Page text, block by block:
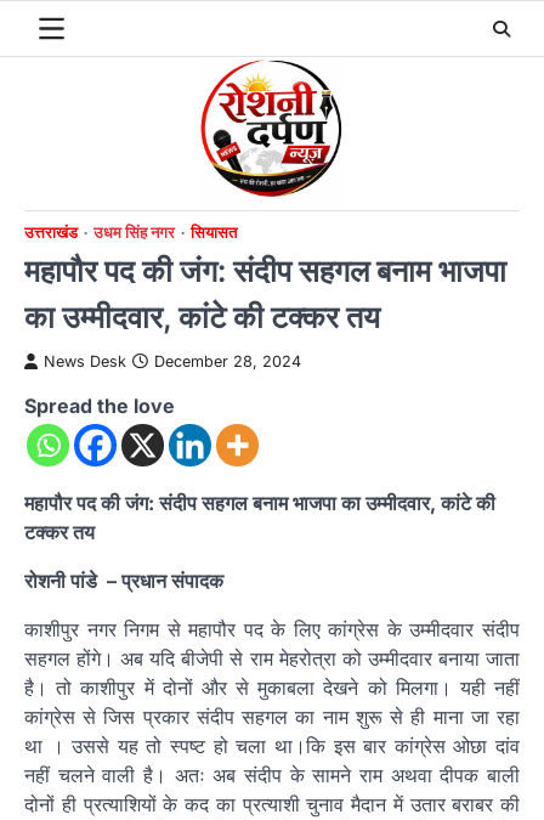
उत्तराखंड उधम सिंह नगर सियासत
महापौर पद की जंग: संदीप सहगल बनाम भाजपा
का उम्मीदवार, कांटे की टक्कर तय
News Desk December 28, 2024
Spread the love
महापौर पद की जंग: संदीप सहगल बनाम भाजपा का उम्मीदवार, कांटे की
टक्कर तय
रोशनीपांडे –प्रधानसंपादक
काशीपुर नगर निगम से महापौर पद के लिए कांग्रेस के उम्मीदवार संदीप
सहगल होंगे। अब यदि बीजेपी से राम मेहरोत्रा को उम्मीदवार बनाया जाता
है। तो काशीपुर में दोनों और से मुकाबला देखने को मिलगा। यही नहीं
कांग्रेस से जिस प्रकार संदीप सहगल का नाम शुरू से ही माना जा रहा
था । उससे यह तो स्पष्ट हो चला था।कि इस बार कांग्रेस ओछा दांव
नहीं चलने वाली है। अतः अब संदीप के सामने राम अथवा दीपक बाली
दोनों ही प्रत्याशियों के कद का प्रत्याशी चुनाव मैदान में उतार बराबर की